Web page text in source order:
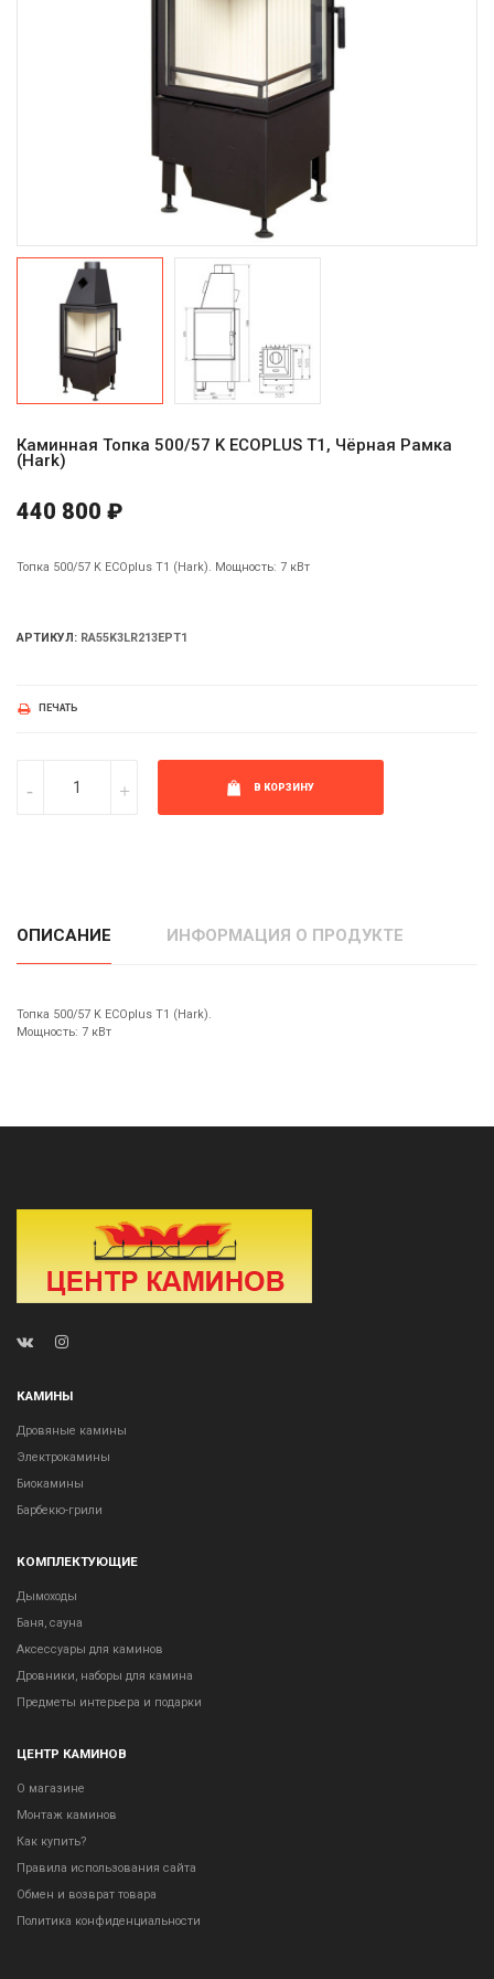
Каминная Топка 500/57 K ECOPLUS T1, Чёрная Рамка
(Hark)
440 800 ₽
Топка 500/57 K ECOplus T1 (Hark). Мощность: 7 кВт
АРТИКУЛ: RA55K3LR213EPT1
ПЕЧАТЬ
В КОРЗИНУ
ОПИСАНИЕ ИНФОРМАЦИЯ О ПРОДУКТЕ
Топка 500/57 K ECOplus T1 (Hark).
Мощность: 7 кВт
КАМИНЫ
Дровяные камины
Электрокамины
Биокамины
Барбекю-грили
КОМПЛЕКТУЮЩИЕ
Дымоходы
Баня, сауна
Аксессуары для каминов
Дровники, наборы для камина
Предметы интерьера и подарки
ЦЕНТР КАМИНОВ
О магазине
Монтаж каминов
Как купить?
Правила использования сайта
Обмен и возврат товара
Политика конфиденциальности